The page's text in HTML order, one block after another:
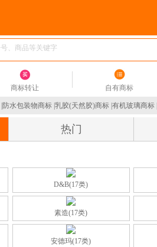
商标转让 自有商标
防水包装物商标 乳胶(天然胶)商标 有机玻璃商标
热门
D&B(17类)
素造(17类)
安德玛(17类)